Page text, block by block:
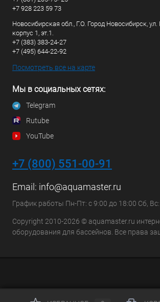
+7 928 223 59 73
Новосибирская обл., Г.О. Город Новосибирск, ул.
корпус 1, эт.1.
+7 (383) 383-24-27
+7 (495) 644-22-92
Посмотреть все на карте
Мы в социальных сетях:
Telegram
Rutube
YouTube
+7 (800) 551-00-91
Email: info@aquamaster.ru
График работы Пн-Пт: с 9:00 до 18:00 Сб,
Copyright 2010-2026 © aquamaster.ru
оборудования для бассейнов. Все права